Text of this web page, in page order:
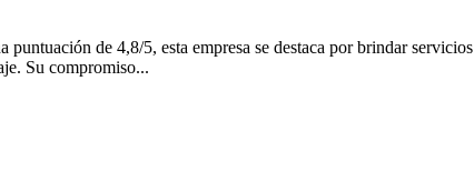
de 4,8/5, esta empresa se destaca por brindar
Su compromiso...